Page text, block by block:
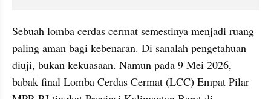
Sebuah lomba cerdas cermat semestinya menjadi ruang
paling aman bagi kebenaran. Di sanalah pengetahuan
diuji, bukan kekuasaan. Namun pada 9 Mei 2026,
babak final Lomba Cerdas Cermat (LCC) Empat Pilar